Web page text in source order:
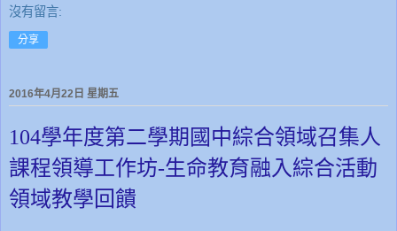
沒有留言:
分享
2016年4月22日 星期五
104學年度第二學期國中綜合領域召集人
課程領導工作坊-生命教育融入綜合活動
領域教學回饋